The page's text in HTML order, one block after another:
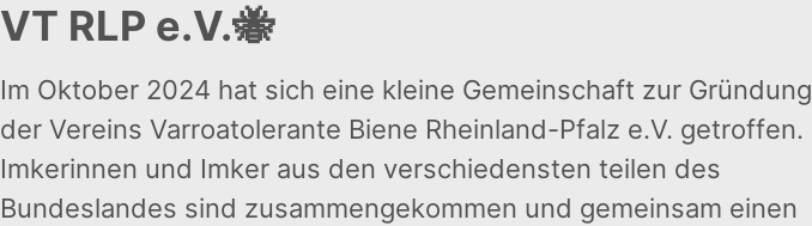
VT RLP e.V.🐝
Im Oktober 2024 hat sich eine kleine Gemeinschaft zur Gründung
der Vereins Varroatolerante Biene Rheinland-Pfalz e.V. getroffen.
Imkerinnen und Imker aus den verschiedensten teilen des
Bundeslandes sind zusammengekommen und gemeinsam einen